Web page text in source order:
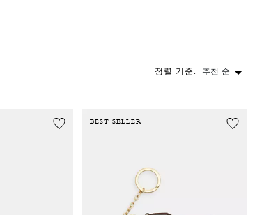
정렬 기준: 추천 순
BEST SELLER